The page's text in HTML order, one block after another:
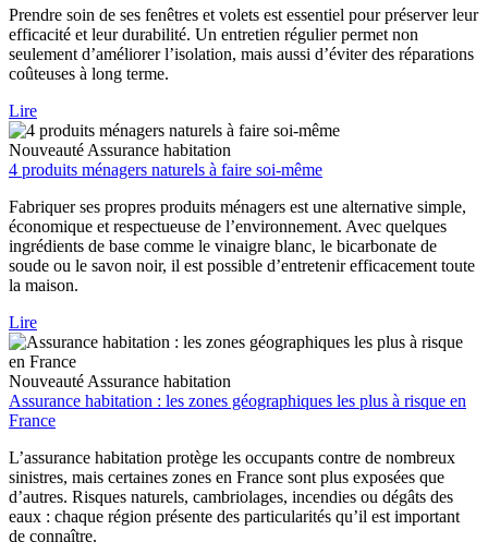
Prendre soin de ses fenêtres et volets est essentiel pour préserver leur
efficacité et leur durabilité. Un entretien régulier permet non
seulement d’améliorer l’isolation, mais aussi d’éviter des réparations
coûteuses à long terme.
Lire
Nouveauté Assurance habitation
4 produits ménagers naturels à faire soi-même
Fabriquer ses propres produits ménagers est une alternative simple,
économique et respectueuse de l’environnement. Avec quelques
ingrédients de base comme le vinaigre blanc, le bicarbonate de
soude ou le savon noir, il est possible d’entretenir efficacement toute
la maison.
Lire
Nouveauté Assurance habitation
Assurance habitation : les zones géographiques les plus à risque en
France
L’assurance habitation protège les occupants contre de nombreux
sinistres, mais certaines zones en France sont plus exposées que
d’autres. Risques naturels, cambriolages, incendies ou dégâts des
eaux : chaque région présente des particularités qu’il est important
de connaître.